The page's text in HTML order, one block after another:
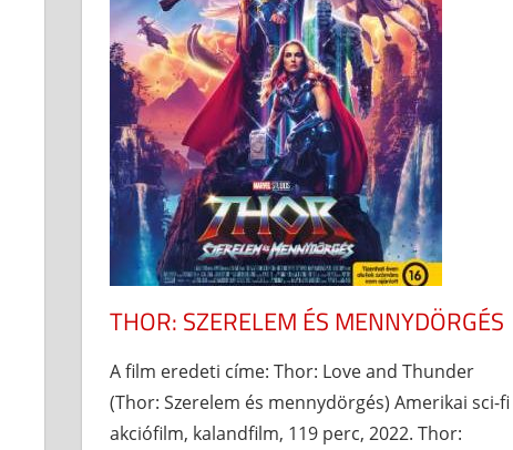
THOR: SZERELEM ÉS MENNYDÖRGÉS
A film eredeti címe: Thor: Love and Thunder
(Thor: Szerelem és mennydörgés) Amerikai sci-fi
akciófilm, kalandfilm, 119 perc, 2022. Thor: